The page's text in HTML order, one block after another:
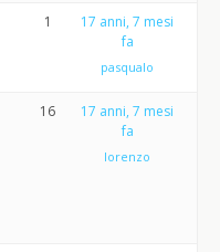
1
17 anni, 7 mesi
fa
pasqualo
16
17 anni, 7 mesi
fa
lorenzo